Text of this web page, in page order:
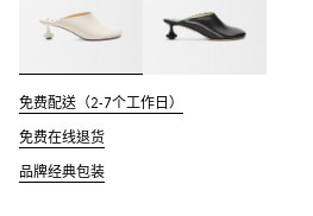
免费配送（2-7个工作日）
免费在线退货
品牌经典包装